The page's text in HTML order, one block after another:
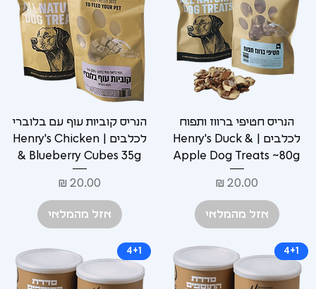
הנריס חטיפי ברווז ותפוח
לכלבים | Henry's Duck &
Apple Dog Treats ~80g
מחיר
אזל מהמלאי
הנריס קוביות עוף עם בלוברי
לכלבים | Henry's Chicken
& Blueberry Cubes 35g
מחיר
אזל מהמלאי
4+1
4+1